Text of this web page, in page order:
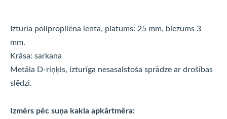
Izturīa polipropilēna lenta, platums: 25 mm, biezums 3
mm.
Krāsa: sarkana
Metāla D-riņķis, izturīga nesasalstoša sprādze ar drošības
slēdzi.
Izmērs pēc suņa kakla apkārtmēra: